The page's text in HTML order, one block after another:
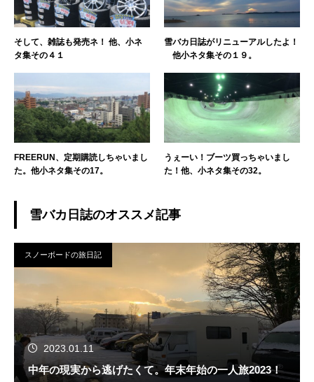
そして、雑誌も発売ネ！ 他、小ネ
タ集その４１
雪バカ日誌がリニューアルしたよ！
他小ネタ集その１９。
FREERUN、定期購読しちゃいまし
た。他小ネタ集その17。
うぇーい！ブーツ買っちゃいまし
た！他、小ネタ集その32。
雪バカ日誌のオススメ記事
スノーボードの旅日記
2023.01.11
中年の現実から逃げたくて。年末年始の一人旅2023！